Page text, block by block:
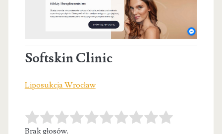
Softskin Clinic
Liposukcja Wrocław
Brak głosów.